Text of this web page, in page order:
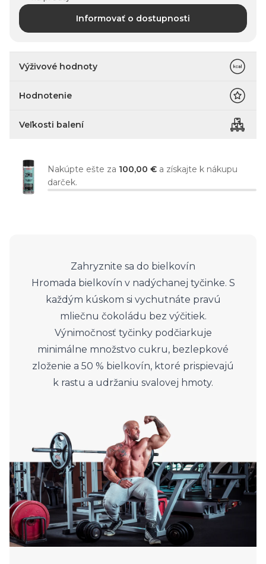
Informovať o dostupnosti
Výživové hodnoty
Hodnotenie
Veľkosti balení
Nakúpte ešte za 100,00 € a získajte k nákupu
darček.
Zahryznite sa do bielkovín
Hromada bielkovín v nadýchanej tyčinke. S
každým kúskom si vychutnáte pravú
mliečnu čokoládu bez výčitiek.
Výnimočnosť tyčinky podčiarkuje
minimálne množstvo cukru, bezlepkové
zloženie a 50 % bielkovín, ktoré prispievajú
k rastu a udržaniu svalovej hmoty.